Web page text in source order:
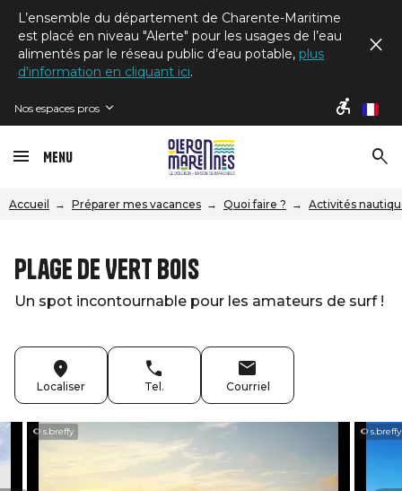
L’ensemble du département de Charente-Maritime
est placé en niveau "Alerte" pour les usages de l’eau
alimentés par le réseau public d’eau potable, plus
d'information en cliquant ici.
Nos espaces pros fr
Menu
Accueil Préparer mes vacances Quoi faire ? Activités
Plage de Vert bois
Un spot incontournable pour les amateurs de surf !
Localiser Tel. Courriel
© s.breffy © s.breffy